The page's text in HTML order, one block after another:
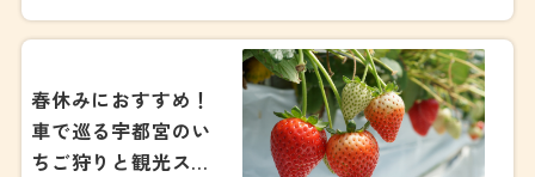
春休みにおすすめ！
車で巡る宇都宮のい
ちご狩りと観光スポ